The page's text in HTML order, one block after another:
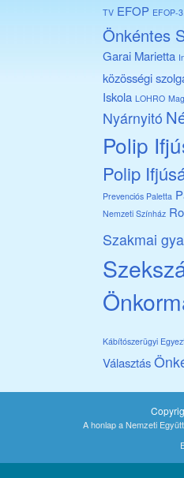
TV EFOP EFOP-
Önkéntes
Garai Marietta
közösségi
Iskola LOHRO
Nyárnyitó
Polip
Polip
Prevenciós Paletta
Nemzeti Színház
Szakmai
Kábítószerügyi
Választás
A honlap a Nemzeti